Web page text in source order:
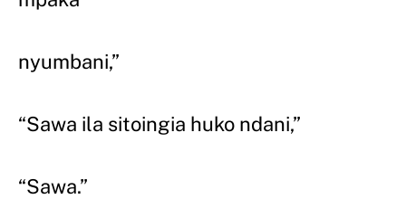
nyumbani,”
“Sawa ila sitoingia huko ndani,”
“Sawa.”